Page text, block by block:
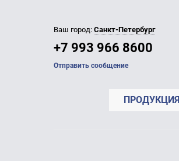
Ваш город: Санкт-Петербург
+7 993 966 8600
Отправить сообщение
ПРОДУКЦИЯ